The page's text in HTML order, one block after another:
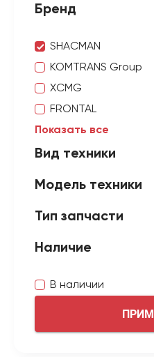
Бренд
SHACMAN
KOMTRANS Group
XCMG
FRONTAL
Показать все
Вид техники
Модель техники
Тип запчасти
Наличие
В наличии